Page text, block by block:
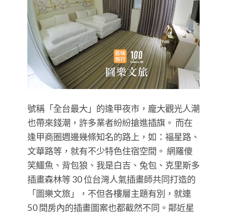
號稱「全台最大」的逢甲夜市，龐大觀光人潮
也帶來錢潮，許多業者紛紛搶進插旗。 而在
逢甲商圈週邊幾條知名的路上，如：福星路、
文華路等，就有不少特色住宿空間。 網羅傻
笑鱷魚、背包狼、我是白吉、兔包、克里斯多
插畫森林等 30 位台灣人氣插畫師共同打造的
「圖樂文旅」，不但各樓層主題有別，就連
50 間房內的插畫圖案也都截然不同。鄰近星